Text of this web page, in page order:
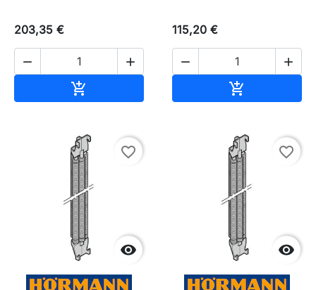
203,35 €
 

115,20 €
 


favorite_border

favorite_border